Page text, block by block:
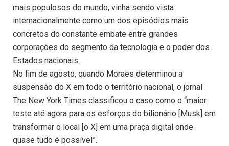
mais populosos do mundo, vinha sendo vista
internacionalmente como um dos episódios mais
concretos do constante embate entre grandes
corporações do segmento da tecnologia e o poder dos
Estados nacionais.
No fim de agosto, quando Moraes determinou a
suspensão do X em todo o território nacional, o jornal
The New York Times classificou o caso como o “maior
teste até agora para os esforços do bilionário [Musk] em
transformar o local [o X] em uma praça digital onde
quase tudo é possível”.